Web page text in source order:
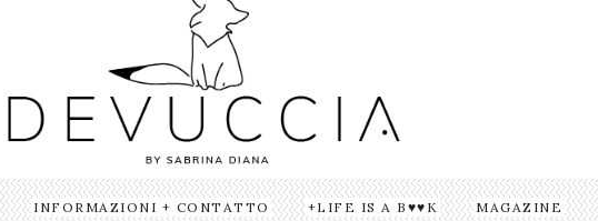
INFORMAZIONI + CONTATTO LIFE IS A B♥♥K MAGAZINE